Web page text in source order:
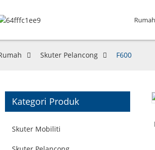
Rumah
Skuter Pelancong F600
Kategori Produk
Skuter Mobiliti